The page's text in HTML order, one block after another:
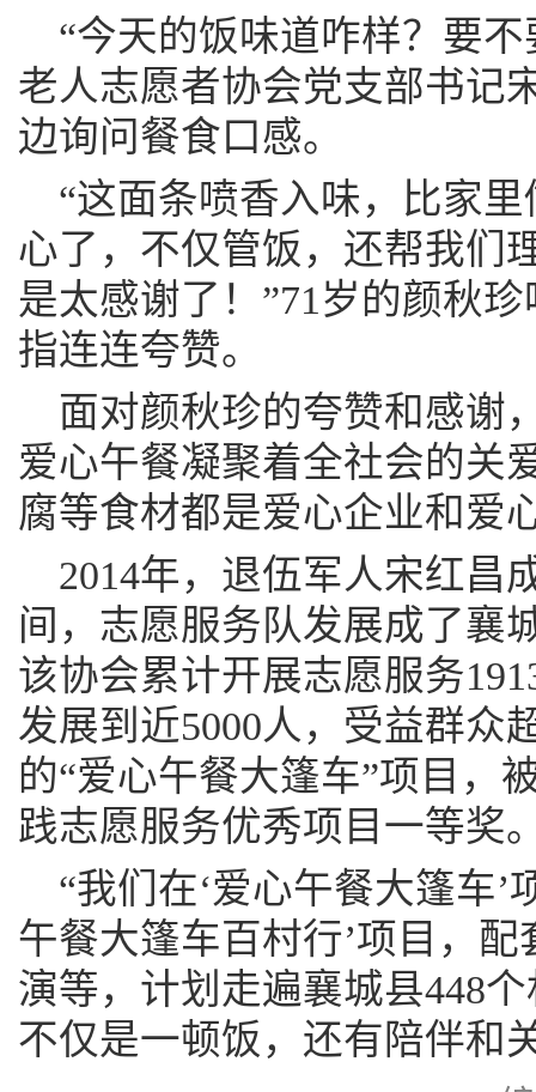
“今天的饭味道咋样？要
老人志愿者协会党支部书记
边询问餐食口感。
“这面条喷香入味，比家
心了，不仅管饭，还帮我们
是太感谢了！”71岁的颜秋
指连连夸赞。
面对颜秋珍的夸赞和感谢
爱心午餐凝聚着全社会的关
腐等食材都是爱心企业和爱
2014年，退伍军人宋红昌
间，志愿服务队发展成了襄
该协会累计开展志愿服务
发展到近5000人，受益群众
的“爱心午餐大篷车”项目，
践志愿服务优秀项目一等奖
“我们在‘爱心午餐大篷车
午餐大篷车百村行’项目，
演等，计划走遍襄城县448
不仅是一顿饭，还有陪伴和